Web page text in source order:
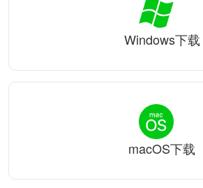
Windows下载
macOS下载